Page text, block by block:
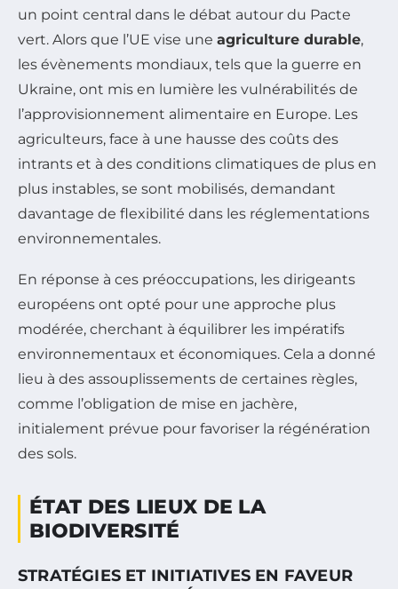
un point central dans le débat autour du Pacte
vert. Alors que l’UE vise une agriculture durable,
les évènements mondiaux, tels que la guerre en
Ukraine, ont mis en lumière les vulnérabilités de
l’approvisionnement alimentaire en Europe. Les
agriculteurs, face à une hausse des coûts des
intrants et à des conditions climatiques de plus en
plus instables, se sont mobilisés, demandant
davantage de flexibilité dans les réglementations
environnementales.
En réponse à ces préoccupations, les dirigeants
européens ont opté pour une approche plus
modérée, cherchant à équilibrer les impératifs
environnementaux et économiques. Cela a donné
lieu à des assouplissements de certaines règles,
comme l’obligation de mise en jachère,
initialement prévue pour favoriser la régénération
des sols.
ÉTAT DES LIEUX DE LA
BIODIVERSITÉ
STRATÉGIES ET INITIATIVES EN FAVEUR